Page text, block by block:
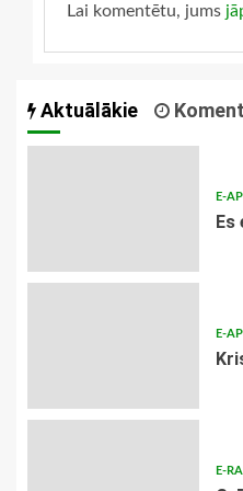
Lai komentētu, jums
Aktuālākie
E-
Es
E-
E-